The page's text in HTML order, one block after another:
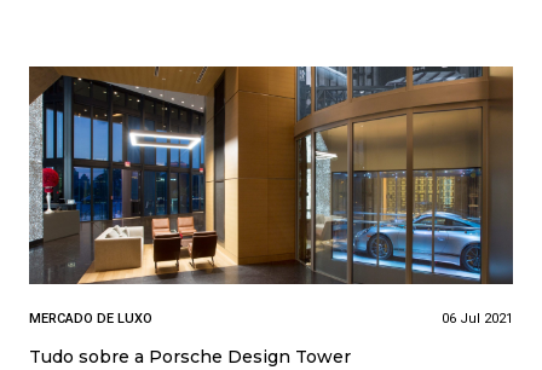
MERCADO DE LUXO 06 Jul 2021
Tudo sobre a Porsche Design Tower